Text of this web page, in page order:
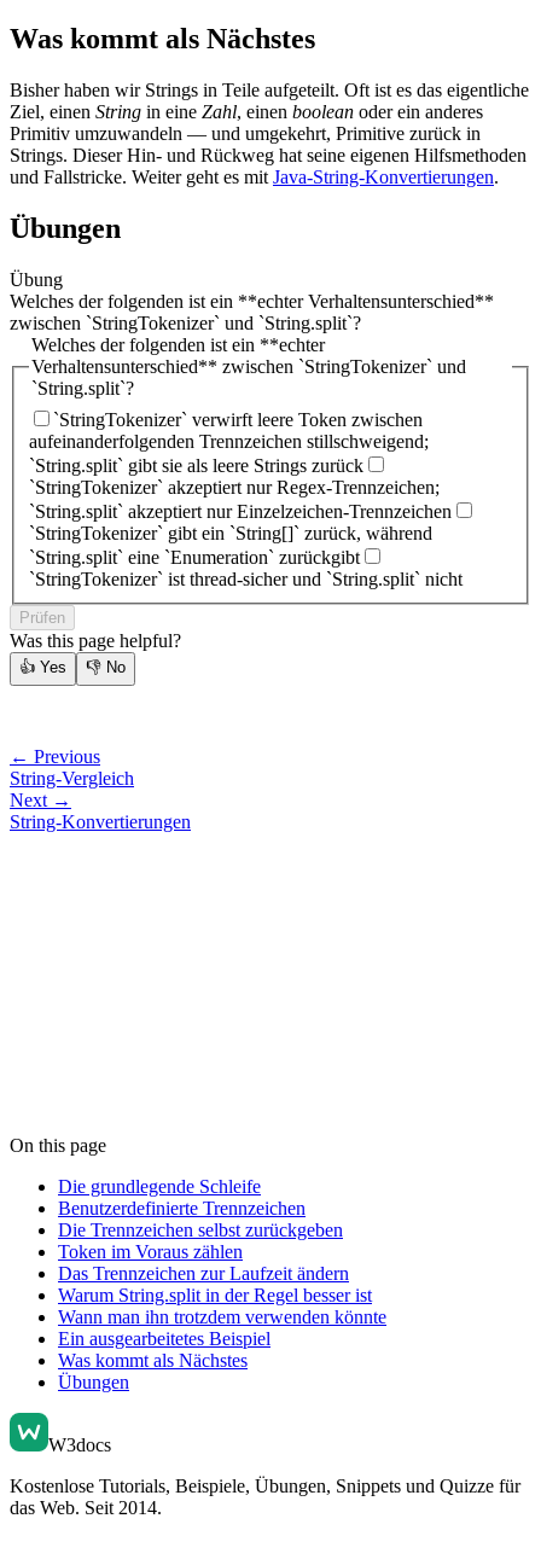
Was kommt als Nächstes
Bisher haben wir Strings in Teile aufgeteilt. Oft ist es das eigentliche
Ziel, einen String in eine Zahl, einen boolean oder ein anderes
Primitiv umzuwandeln — und umgekehrt, Primitive zurück in
Strings. Dieser Hin- und Rückweg hat seine eigenen Hilfsmethoden
und Fallstricke. Weiter geht es mit Java-String-Konvertierungen.
Übungen
Übung
Welches der folgenden ist ein **echter Verhaltensunterschied**
zwischen `StringTokenizer` und `String.split`?
Welches der folgenden ist ein **echter
Verhaltensunterschied** zwischen `StringTokenizer` und
`String.split`?
`StringTokenizer` verwirft leere Token zwischen
aufeinanderfolgenden Trennzeichen stillschweigend;
`String.split` gibt sie als leere Strings zurück
`StringTokenizer` akzeptiert nur Regex-Trennzeichen;
`String.split` akzeptiert nur Einzelzeichen-Trennzeichen
`StringTokenizer` gibt ein `String[]` zurück, während
`String.split` eine `Enumeration` zurückgibt
`StringTokenizer` ist thread-sicher und `String.split` nicht
Prüfen
Was this page helpful?
👍 Yes 👎 No
← Previous
String-Vergleich
Next →
String-Konvertierungen
On this page
Die grundlegende Schleife
Benutzerdefinierte Trennzeichen
Die Trennzeichen selbst zurückgeben
Token im Voraus zählen
Das Trennzeichen zur Laufzeit ändern
Warum String.split in der Regel besser ist
Wann man ihn trotzdem verwenden könnte
Ein ausgearbeitetes Beispiel
Was kommt als Nächstes
Übungen
W3docs
Kostenlose Tutorials, Beispiele, Übungen, Snippets und Quizze für
das Web. Seit 2014.